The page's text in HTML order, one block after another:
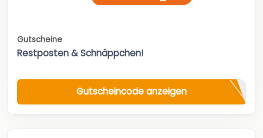
Gutscheine
Restposten & Schnäppchen!
Gutscheincode anzeigen